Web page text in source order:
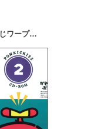
ポンキッキーズ 「もじもじワープロ」「ゴーゴーコニーちゃん」他多数